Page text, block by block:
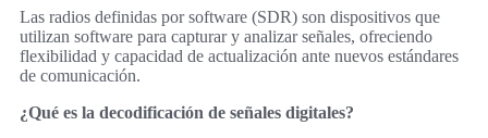
Las radios definidas por software (SDR) son dispositivos que
utilizan software para capturar y analizar señales, ofreciendo
flexibilidad y capacidad de actualización ante nuevos estándares
de comunicación.
¿Qué es la decodificación de señales digitales?